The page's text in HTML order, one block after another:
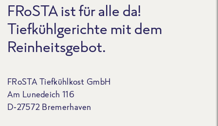
FRoSTA ist für alle da!
Tiefkühlgerichte mit dem
Reinheitsgebot.
FRoSTA Tiefkühlkost GmbH
Am Lunedeich 116
D-27572 Bremerhaven